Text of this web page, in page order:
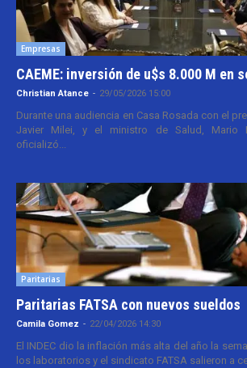
Empresas
CAEME: inversión de u$s 8.000 M en
Christian Atance - 29/05/2026 15:00
Durante una audiencia en Casa Rosada con el
Javier Milei, y el ministro de Salud, Mario
oficializó...
Paritarias
Paritarias FATSA con nuevos sueldos
Camila Gomez - 22/04/2026 14:30
El INDEC dio la inflación más alta del año la
los laboratorios y el sindicato FATSA salieron a